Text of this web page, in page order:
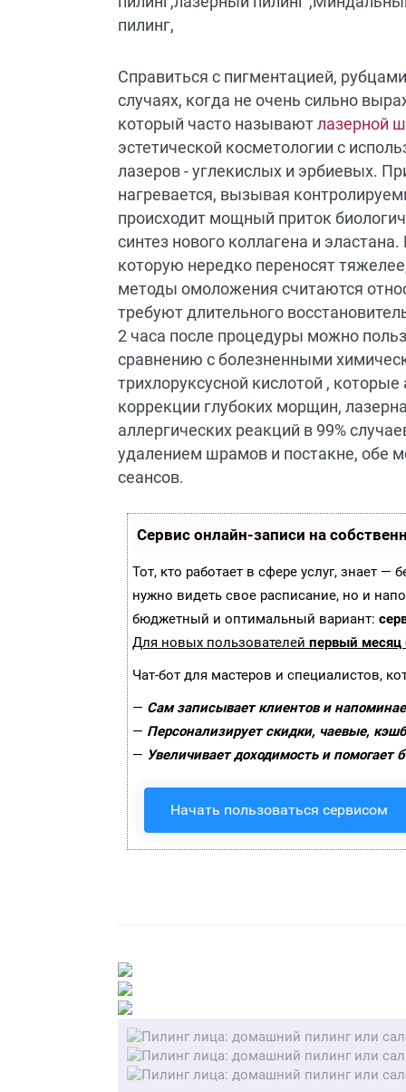
Справиться с пигментацией,
случаях, когда не очень сильно
который часто называютлазерной
эстетической косметологии с
лазеров - углекислых и эрбиевых.
нагревается, вызывая
происходит мощный приток
синтез нового коллагена и
которую нередко переносят
методы омоложения считаются
требуют длительного
2 часа после процедуры можно
сравнению с болезненными
трихлоруксусной кислотой ,
коррекции глубоких морщин,
аллергических реакций в 99%
удалением шрамов и постакне, обе
сеансов.
Сервис онлайн-записи на
Тот, кто работает в сфере услуг, знает
нужно видеть свое расписание, но и
бюджетный и оптимальный вариант:
Для новых пользователей первый месяц
Чат-бот для мастеров и специалистов,
— Сам записывает клиентов и
— Персонализирует скидки, чаевые,
— Увеличивает доходимость и помогает
Начать пользоваться сервисом